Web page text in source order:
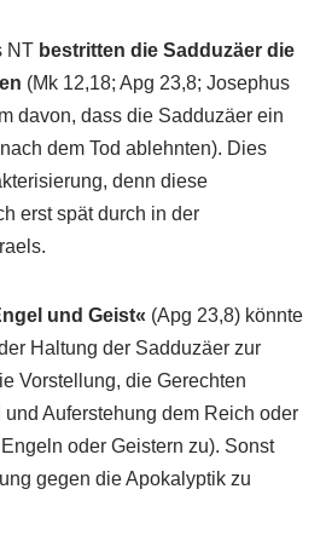
NT bestritten die Sadduzäer die
(Mk 12,18; Apg 23,8; Josephus
davon, dass die Sadduzäer ein
dem Tod ablehnten). Dies
denn diese
erst spät durch in der
und Geist« (Apg 23,8) könnte
Haltung der Sadduzäer zur
Vorstellung, die Gerechten
Auferstehung dem Reich oder
oder Geistern zu). Sonst
gegen die Apokalyptik zu